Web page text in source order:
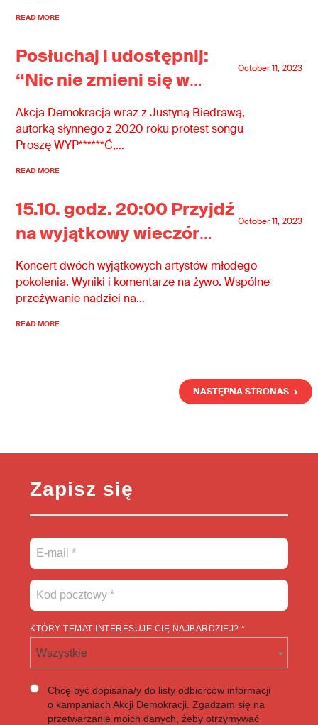
READ MORE
October 11, 2023
Posłuchaj i udostępnij:
“Nic nie zmieni się w
ciszy”
Akcja Demokracja wraz z Justyną Biedrawą,
autorką słynnego z 2020 roku protest songu
Proszę WYP******Ć,…
READ MORE
October 11, 2023
15.10. godz. 20:00 Przyjdź
na wyjątkowy wieczór
wyborczy pod Sejmem!
Koncert dwóch wyjątkowych artystów młodego
pokolenia. Wyniki i komentarze na żywo. Wspólne
przeżywanie nadziei na…
READ MORE
NASTĘPNA STRONAS →
Zapisz się
KTÓRY TEMAT INTERESUJE CIĘ NAJBARDZIEJ? *
Wszystkie
Chcę być dopisana/y do listy odbiorców informacji
o kampaniach Akcji Demokracji. Zgadzam się na
przetwarzanie moich danych, żeby otrzymywać